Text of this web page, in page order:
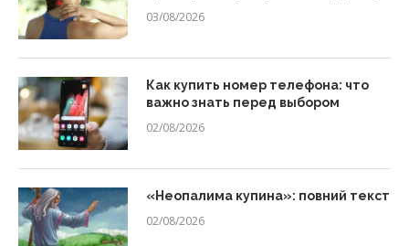
03/08/2026
Как купить номер телефона: что
важно знать перед выбором
02/08/2026
«Неопалима купина»: повний текст
02/08/2026